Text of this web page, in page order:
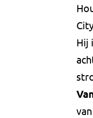
Hij